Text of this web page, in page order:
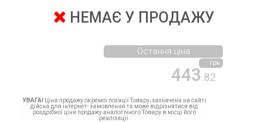
НЕМАЄ У ПРОДАЖУ
443.82
грн
Остання ціна
УВАГА! Ціна продажу окремої позиції Товару, зазначена на сайті
дійсна для інтернет- замовлення та може відрізнятися від
роздрібної ціни продажу аналогічного Товару в місці його
реалізації.